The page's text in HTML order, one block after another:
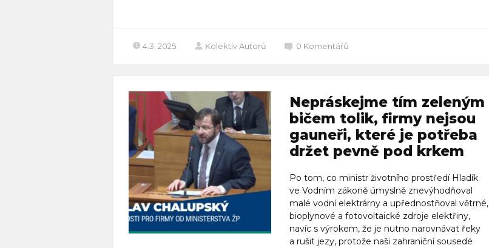
4.3. 2025 Kolektiv Autorů 0 Komentářů
Nepráskejme tím zeleným
bičem tolik, firmy nejsou
gauneři, které je potřeba
držet pevně pod krkem
Po tom, co ministr životního prostředí Hladík
ve Vodním zákoně úmyslně znevýhodňoval
malé vodní elektrárny a upřednostňoval větrné,
bioplynové a fotovoltaické zdroje elektřiny,
navíc s výrokem, že je nutno narovnávat řeky
a rušit jezy, protože naši zahraniční sousedé